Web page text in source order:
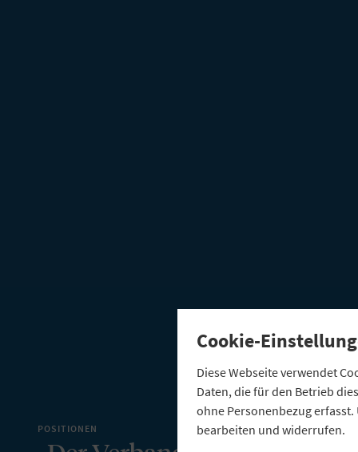
POSITIONEN
Cookie-
Diese Webseite verwendet
Daten, die für den Betrieb
ohne Personenbezug
bearbeiten und widerrufen.